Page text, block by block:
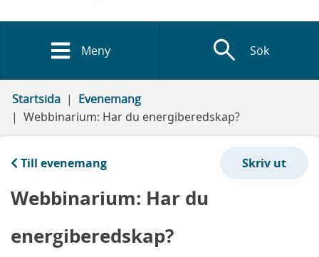
Meny search Sök
Startsida
Evenemang
Webbinarium: Har du energiberedskap?
Till evenemang
Webbinarium: Har du
energiberedskap?